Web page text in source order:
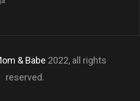
& Babe 2022, all rights
reserved.